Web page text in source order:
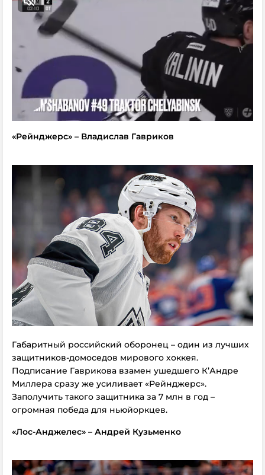
«Рейнджерс» – Владислав Гавриков
Габаритный российский оборонец – один из лучших
защитников-домоседов мирового хоккея.
Подписание Гаврикова взамен ушедшего К’Андре
Миллера сразу же усиливает «Рейнджерс».
Заполучить такого защитника за 7 млн в год –
огромная победа для ньюйоркцев.
«Лос-Анджелес» – Андрей Кузьменко